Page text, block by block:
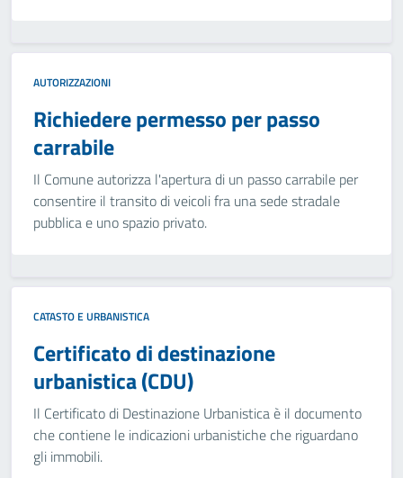
AUTORIZZAZIONI
Richiedere permesso per passo
carrabile
Il Comune autorizza l'apertura di un passo carrabile per
consentire il transito di veicoli fra una sede stradale
pubblica e uno spazio privato.
CATASTO E URBANISTICA
Certificato di destinazione
urbanistica (CDU)
Il Certificato di Destinazione Urbanistica è il documento
che contiene le indicazioni urbanistiche che riguardano
gli immobili.